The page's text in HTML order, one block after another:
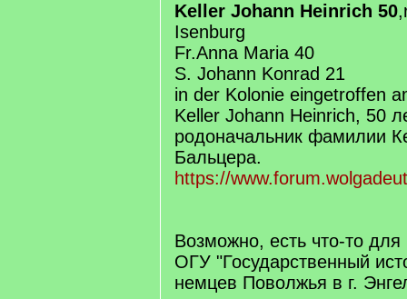
Keller Johann Heinrich 50
Isenburg
Fr.Anna Maria 40
S. Johann Konrad 21
in der Kolonie eingetroffen
Keller Johann Heinrich, 50
родоначальник фамилии
Бальцера.
https://
Возможно, есть что-то
ОГУ "Государственный
немцев Поволжья в г.